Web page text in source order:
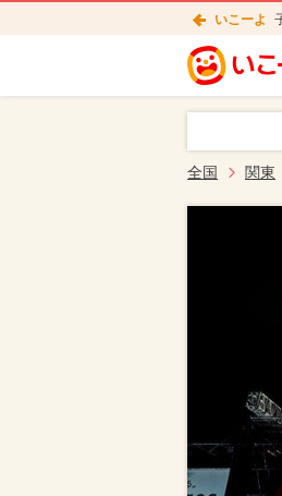
いこーよ
全国 関東